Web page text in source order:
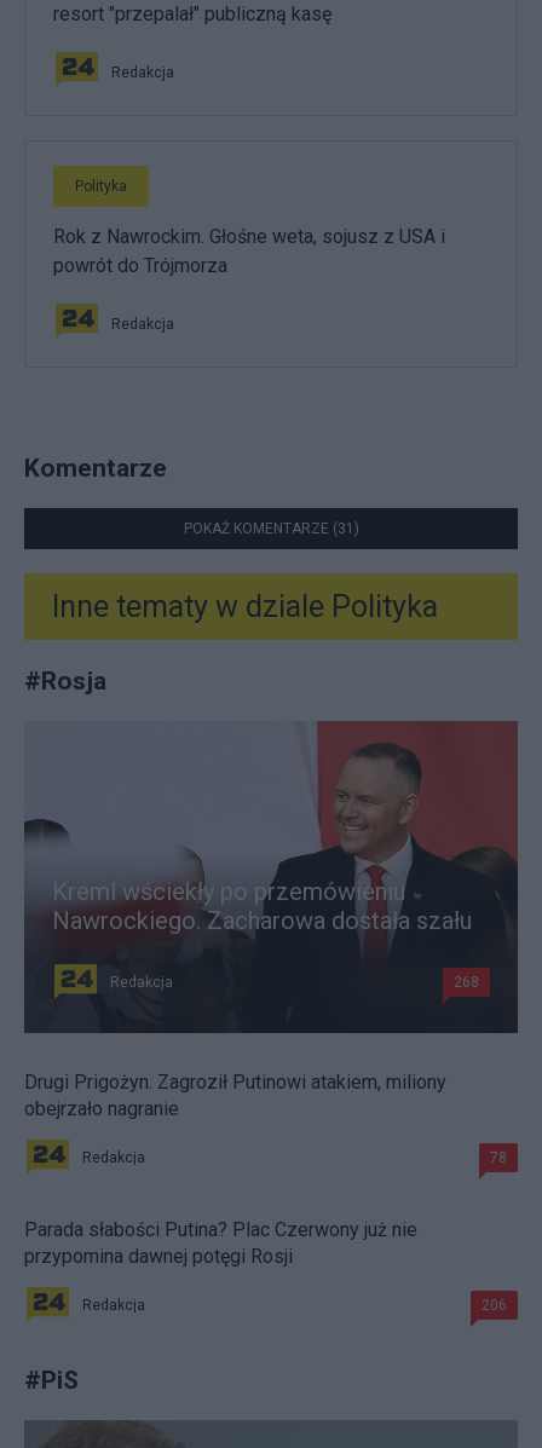
resort "przepalał" publiczną kasę
Redakcja
Polityka
Rok z Nawrockim. Głośne weta, sojusz z USA i
powrót do Trójmorza
Redakcja
Komentarze
POKAŻ KOMENTARZE (31)
Inne tematy w dziale Polityka
#Rosja
Kreml wściekły po przemówieniu
Nawrockiego. Zacharowa dostała szału
Redakcja 268
Drugi Prigożyn. Zagroził Putinowi atakiem, miliony
obejrzało nagranie
Redakcja 78
Parada słabości Putina? Plac Czerwony już nie
przypomina dawnej potęgi Rosji
Redakcja 206
#PiS